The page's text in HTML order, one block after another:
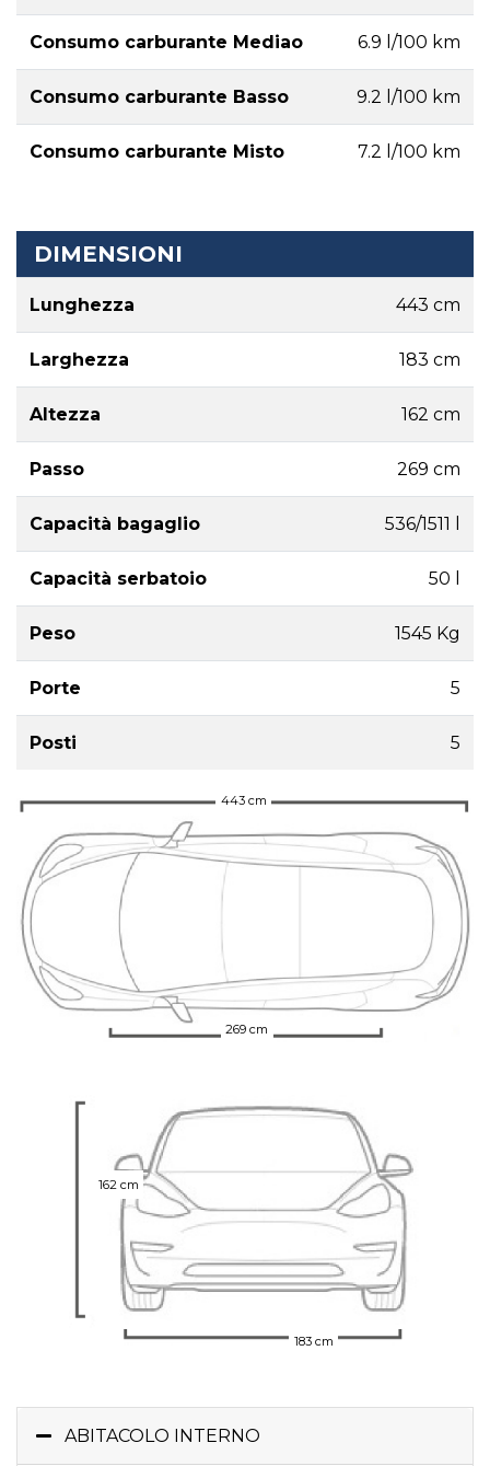
Consumo carburante Mediao 6.9 l/100 km
Consumo carburante Basso 9.2 l/100 km
Consumo carburante Misto 7.2 l/100 km
DIMENSIONI
Lunghezza 443 cm
Larghezza 183 cm
Altezza 162 cm
Passo 269 cm
Capacità bagaglio 536/1511 l
Capacità serbatoio 50 l
Peso 1545 Kg
Porte 5
Posti 5
443 cm
269 cm
162 cm
183 cm
ABITACOLO INTERNO